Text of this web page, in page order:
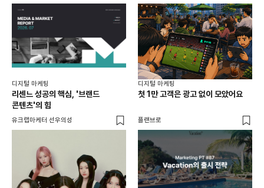
디지털 마케팅
리센느 성공의 핵심, '브랜드
콘텐츠'의 힘
유크랩마케터 선우의성
디지털 마케팅
첫 1만 고객은 광고 없이 모았어요
플랜브로